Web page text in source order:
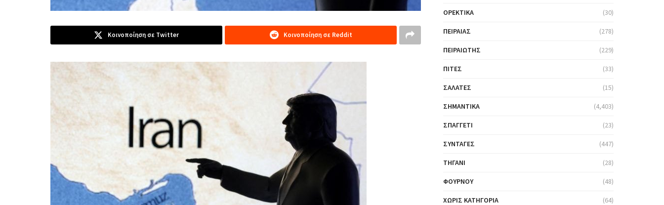
Κοινοποίηση σε Twitter Κοινοποίηση σε Reddit
ΟΡΕΚΤΙΚΆ (30)
ΠΕΙΡΑΙΆΣ (278)
ΠΕΙΡΑΙΏΤΗΣ (229)
ΠΊΤΕΣ (33)
ΣΑΛΆΤΕΣ (15)
ΣΗΜΑΝΤΙΚΆ (4,403)
ΣΠΑΓΓΈΤΙ (23)
ΣΥΝΤΑΓΈΣ (447)
ΤΗΓΆΝΙ (28)
ΦΟΎΡΝΟΥ (48)
ΧΩΡΊΣ ΚΑΤΗΓΟΡΊΑ (64)